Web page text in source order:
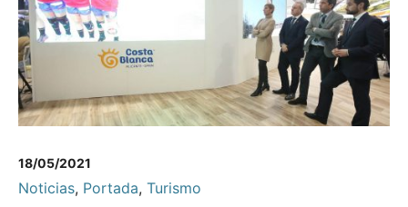
18/05/2021
Noticias, Portada, Turismo